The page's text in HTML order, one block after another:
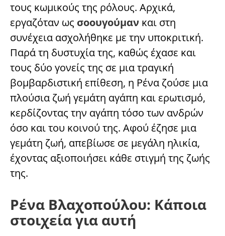
τους κωμικούς της ρόλους. Αρχικά,
εργαζόταν ως σοουγούμαν και στη
συνέχεια ασχολήθηκε με την υποκριτική.
Παρά τη δυστυχία της, καθώς έχασε και
τους δύο γονείς της σε μια τραγική
βομβαρδιστική επίθεση, η Ρένα ζούσε μια
πλούσια ζωή γεμάτη αγάπη και ερωτισμό,
κερδίζοντας την αγάπη τόσο των ανδρών
όσο και του κοινού της. Αφού έζησε μια
γεμάτη ζωή, απεβίωσε σε μεγάλη ηλικία,
έχοντας αξιοποιήσει κάθε στιγμή της ζωής
της.
Ρένα Βλαχοπούλου: Κάποια
στοιχεία για αυτή